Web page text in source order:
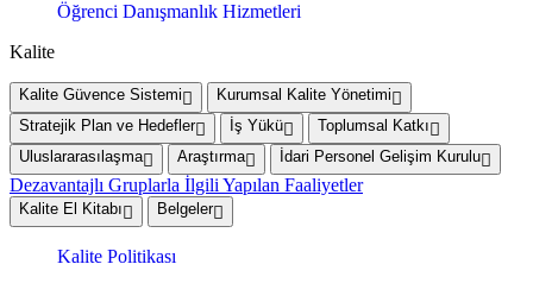
Öğrenci Danışmanlık Hizmetleri
Kalite
Kalite Güvence Sistemi
Kurumsal Kalite Yönetimi
Stratejik Plan ve Hedefler
İş Yükü
Toplumsal Katkı
Uluslararasılaşma
Araştırma İdari Personel Gelişim Kurulu
Dezavantajlı Gruplarla İlgili Yapılan Faaliyetler
Kalite El Kitabı Belgeler
Kalite Politikası